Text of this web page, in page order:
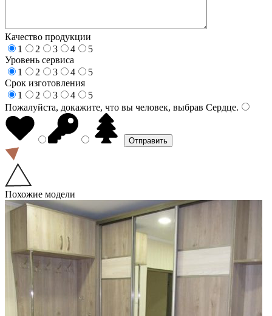
Качество продукции
1
2 3 4
5
Уровень сервиса
1
2 3 4
5
Срок изготовления
1
2 3 4
5
Пожалуйста, докажите, что вы человек, выбрав Сердце.
Похожие модели